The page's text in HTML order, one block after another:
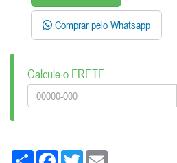
Comprar pelo Whatsapp
Calcule o FRETE
Share FacebookTwitter